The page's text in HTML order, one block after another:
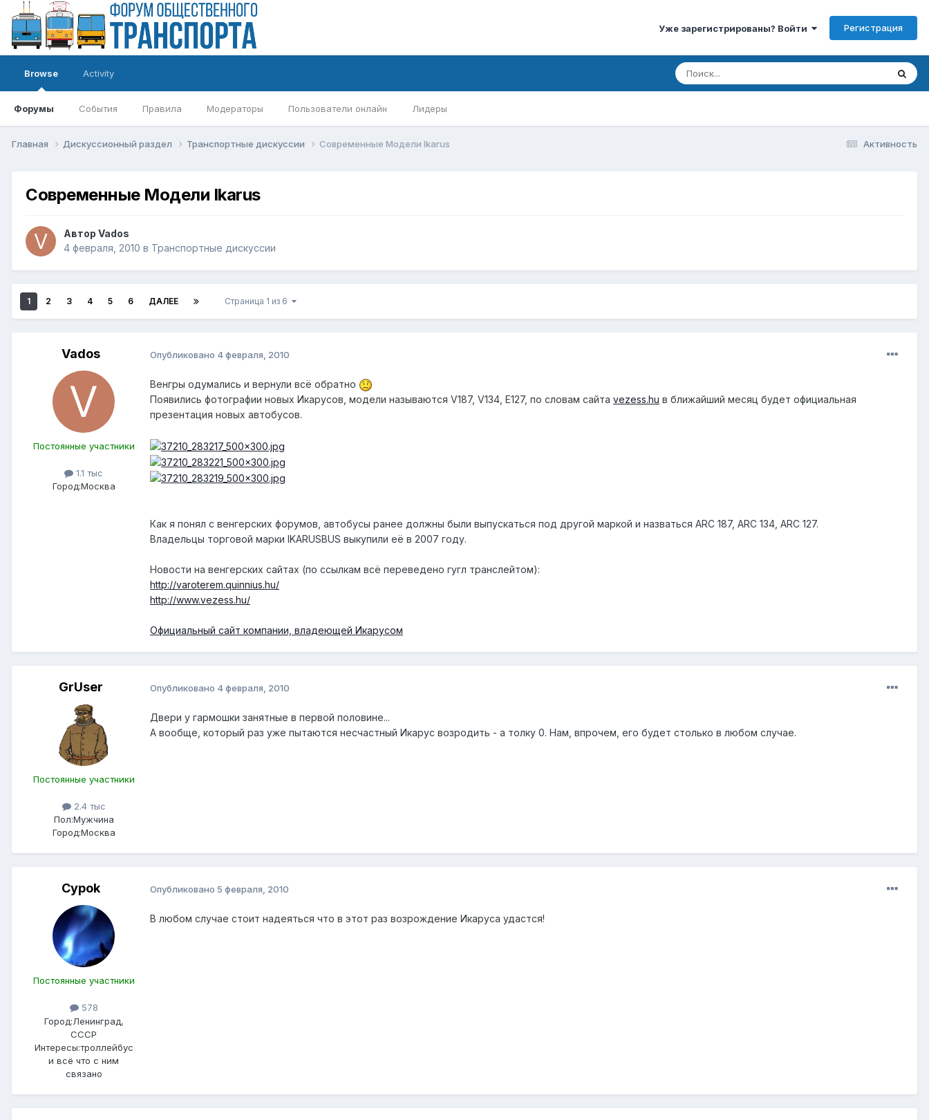
Уже зарегистрированы? Войти Регистрация
Browse
Форумы События Правила Модераторы Пользователи онлайн Лидеры
Activity
Активность
Главная Дискуссионный раздел Транспортные дискуссии Современные Модели Ikarus
Современные Модели Ikarus
Автор Vados
4 февраля, 2010 в Транспортные дискуссии
1 2 3 4 5 6 ДАЛЕЕ Страница 1 из 6
Vados
Постоянные участники
1.1 тыс
Город:Москва
Опубликовано 4 февраля, 2010
Венгры одумались и вернули всё обратно
Появились фотографии новых Икарусов, модели называются V187, V134, E127, по словам сайта vezess.hu в ближайший месяц будет официальная
презентация новых автобусов.
Как я понял с венгерских форумов, автобусы ранее должны были выпускаться под другой маркой и назваться ARC 187, ARC 134, ARC 127.
Владельцы торговой марки IKARUSBUS выкупили её в 2007 году.
Новости на венгерских сайтах (по ссылкам всё переведено гугл транслейтом):
http://varoterem.quinnius.hu/
http://www.vezess.hu/
Официальный сайт компании, владеющей Икарусом
GrUser
Постоянные участники
2.4 тыс
Пол:Мужчина
Город:Москва
Опубликовано 4 февраля, 2010
Двери у гармошки занятные в первой половине...
А вообще, который раз уже пытаются несчастный Икарус возродить - а толку 0. Нам, впрочем, его будет столько в любом случае.
Cypok
Постоянные участники
578
Город:Ленинград,
СССР
Интересы:троллейбус
и всё что с ним
связано
Опубликовано 5 февраля, 2010
В любом случае стоит надеяться что в этот раз возрождение Икаруса удастся!